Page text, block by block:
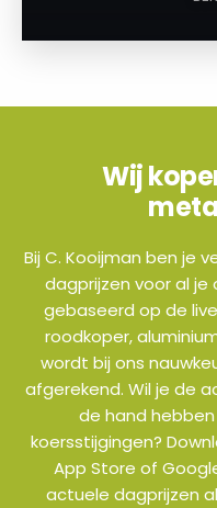
Wij
Bij C. Kooijman ben je
dagprijzen voor al
gebaseerd op de
roodkoper,
wordt bij ons
afgerekend. Wil je de
de hand
koersstijgingen?
App Store of
actuele dagprijzen